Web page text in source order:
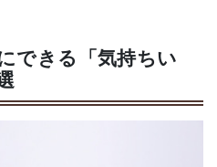
できる「気持ちい